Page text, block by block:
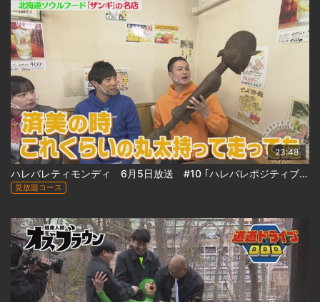
23:48
ハレバレティモンディ 6月5日放送 #10 ｢ハレバレポジティブツアーin札幌(前)」
見放題コース